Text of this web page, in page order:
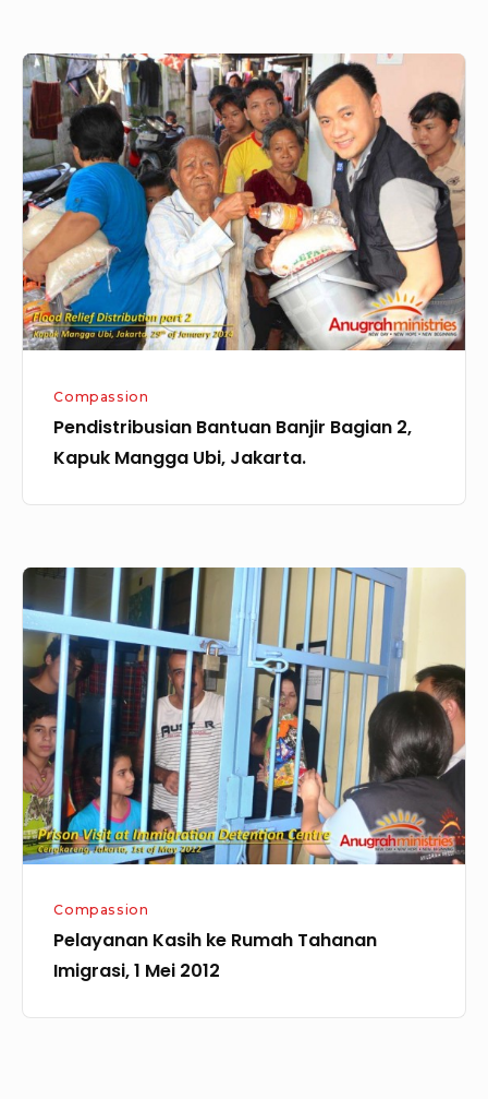
Pendistribusian
Bantuan
Banjir
Bagian
2,
Kapuk
Mangga
Ubi,
Jakarta.
Compassion
Pendistribusian Bantuan Banjir Bagian 2,
Kapuk Mangga Ubi, Jakarta.
Pelayanan
Kasih
ke
Rumah
Tahanan
Imigrasi,
1
Mei
2012
Compassion
Pelayanan Kasih ke Rumah Tahanan
Imigrasi, 1 Mei 2012